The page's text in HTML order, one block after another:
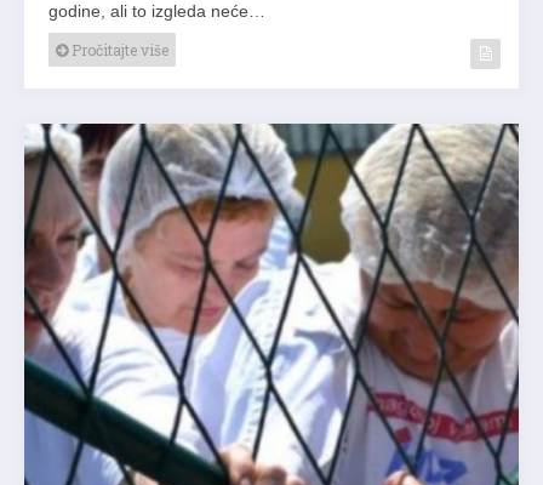
godine, ali to izgleda neće…
Pročitajte više